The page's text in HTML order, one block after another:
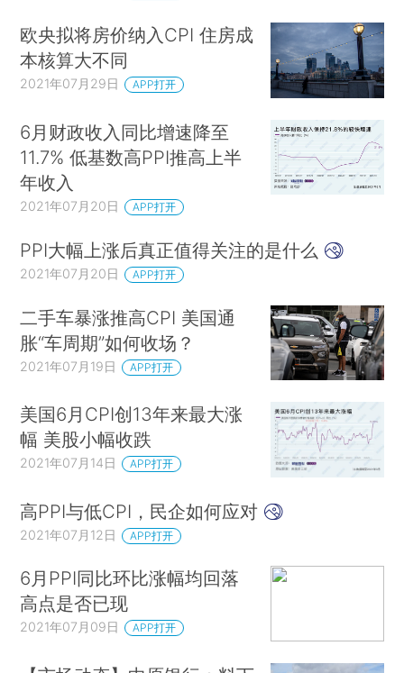
欧央拟将房价纳入CPI 住房成
本核算大不同
2021年07月29日 APP打开
6月财政收入同比增速降至
11.7% 低基数高PPI推高上半
年收入
2021年07月20日 APP打开
PPI大幅上涨后真正值得关注的是什么
2021年07月20日 APP打开
二手车暴涨推高CPI 美国通
胀“车周期”如何收场？
2021年07月19日 APP打开
美国6月CPI创13年来最大涨
幅 美股小幅收跌
2021年07月14日 APP打开
高PPI与低CPI，民企如何应对
2021年07月12日 APP打开
6月PPI同比环比涨幅均回落
高点是否已现
2021年07月09日 APP打开